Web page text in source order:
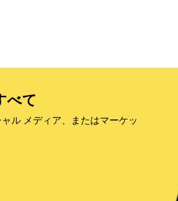
べて
ル メディア、またはマーケッ